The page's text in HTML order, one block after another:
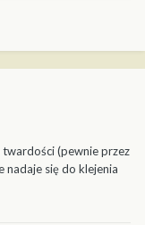
twardości (pewnie przez
nadaje się do klejenia